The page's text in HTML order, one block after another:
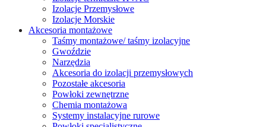
Izolacje Przemysłowe
Izolacje Morskie
Akcesoria montażowe
Taśmy montażowe/ taśmy izolacyjne
Gwoździe
Narzędzia
Akcesoria do izolacji przemysłowych
Pozostałe akcesoria
Powłoki zewnętrzne
Chemia montażowa
Systemy instalacyjne rurowe